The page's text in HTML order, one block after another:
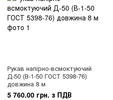
Рукав напірно-всмоктуючий
Д-50 (В-1-50 ГОСТ 5398-76)
довжина 8 м
5 760.00 грн. з ПДВ